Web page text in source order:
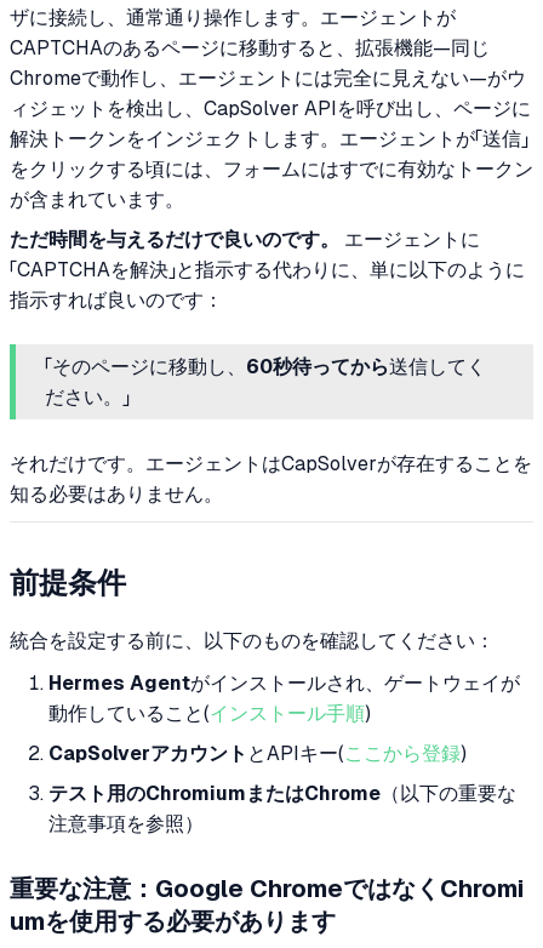
ザに接続し、通常通り操作します。エージェントが
CAPTCHAのあるページに移動すると、拡張機能—同じ
Chromeで動作し、エージェントには完全に見えない—がウ
ィジェットを検出し、CapSolver APIを呼び出し、ページに
解決トークンをインジェクトします。エージェントが「送信」
をクリックする頃には、フォームにはすでに有効なトークン
が含まれています。
ただ時間を与えるだけで良いのです。
エージェントに
「CAPTCHAを解決」と指示する代わりに、単に以下のように
指示すれば良いのです：
「そのページに移動し、 60秒待ってから送信してく
ださい。」
それだけです。エージェントはCapSolverが存在することを
知る必要はありません。
前提条件
統合を設定する前に、以下のものを確認してください：
Hermes Agentがインストールされ、ゲートウェイが
動作していること(インストール手順)
CapSolverアカウント とAPIキー(ここから登録)
テスト用のChromiumまたはChrome （以下の重要な
注意事項を参照）
重要な注意：Google ChromeではなくChromi
umを使用する必要があります